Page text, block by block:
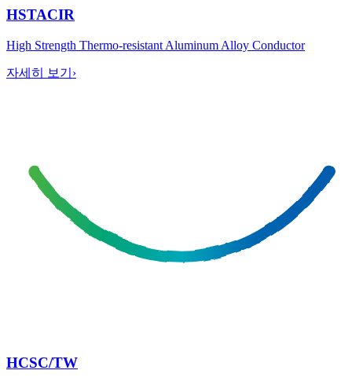
HSTACIR
High Strength Thermo-resistant Aluminum Alloy Conductor
자세히 보기 ›
HCSC/TW